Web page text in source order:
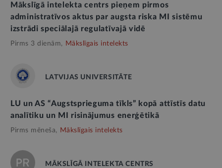
Mākslīgā intelekta centrs pieņem pirmos
administratīvos aktus par augsta riska MI sistēmu
izstrādi speciālajā regulatīvajā vidē
Pirms 3 dienām, Mākslīgais intelekts
LATVIJAS UNIVERSITĀTE
LU un AS “Augstsprieguma tīkls” kopā attīstīs datu
analītiku un MI risinājumus enerģētikā
Pirms mēneša, Mākslīgais intelekts
MĀKSLĪGĀ INTELEKTA CENTRS